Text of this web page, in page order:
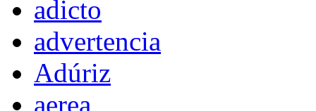
adicto
advertencia
Adúriz
aerea